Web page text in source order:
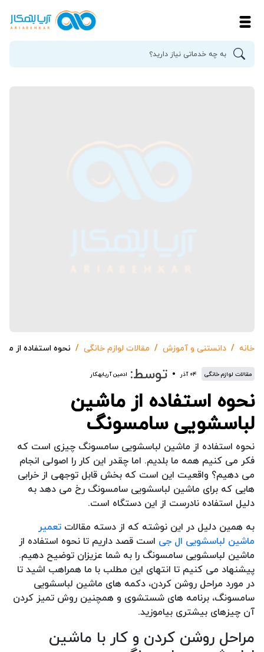
خانه دانستنی و آموزش مقالات لوازم خانگی نحوه استفاده از
مقالات لوازم خانگی ۰۴ آذر توسط: ادمین آریابهکار
نحوه استفاده از ماشین
لباسشویی سامسونگ
نحوه استفاده از ماشین لباسشویی سامسونگ چیزی است که
فکر می کنیم همه ما بلدیم. اما چقدر این کار را اصولی انجام
می دهیم؟ واقعیت این است که بخش قابل توجهی از خرابی
هایی که برای ماشین لباسشویی سامسونگ رخ می دهد به
دلیل استفاده نادرست از این دستگاه است.
به همین دلیل در این نوشته که از دسته مقالات تعمیر
ماشین لباسشویی ال جی است قصد داریم تا نحوه استفاده از
ماشین لباسشویی سامسونگ را به شما عزیزان توضیح دهیم.
پیشنهاد می کنیم تا انتهای این مطلب با ما همراهب اشید تا
در مورد مراحل روشن کردن، دکمه های ماشین لباسشویی
سامسونگ، برنامه های شستشوی و همچنین روش تمیز کردن
آن چیزهای بیشتری بیاموزید.
مراحل روشن کردن و کار با ماشین